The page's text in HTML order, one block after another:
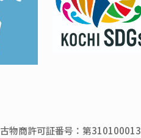
古物商許可証番号：第